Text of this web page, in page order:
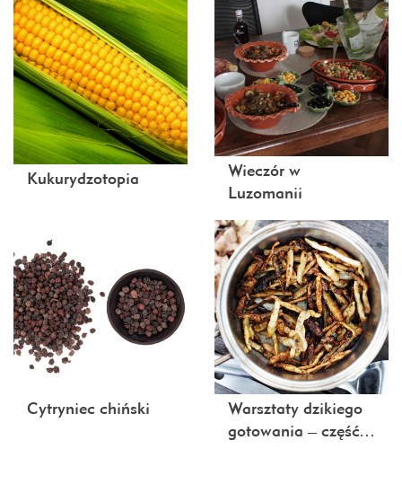
Kukurydzotopia
Wieczór w
Luzomanii
Cytryniec chiński
Warsztaty dzikiego
gotowania – część…